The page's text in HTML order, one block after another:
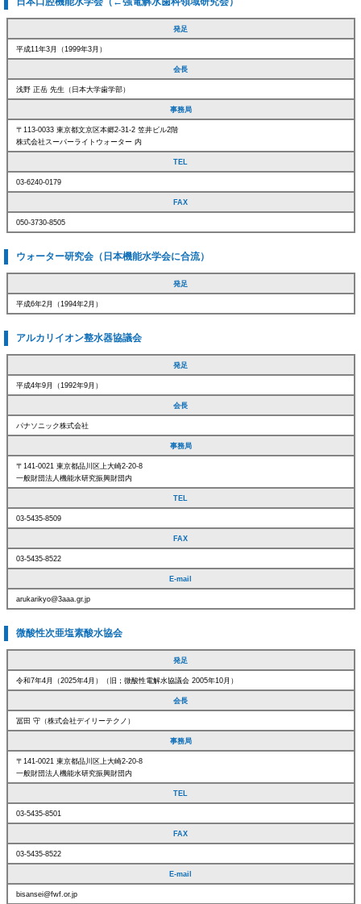
発足
平成11年3月（1999年3月）
会長
浅野 正岳 先生（日本大学歯学部）
事務局
〒113-0033 東京都文京区本郷2-31-2 笠井ビル2階
株式会社スーパーライトウォーター 内
TEL
03-6240-0179
FAX
050-3730-8505
ウォーター研究会（日本機能水学会に合流）
発足
平成6年2月（1994年2月）
アルカリイオン整水器協議会
発足
平成4年9月（1992年9月）
会長
パナソニック株式会社
事務局
〒141-0021 東京都品川区上大崎2-20-8
一般財団法人機能水研究振興財団内
TEL
03-5435-8509
FAX
03-5435-8522
E-mail
arukarikyo@3aaa.gr.jp
微酸性次亜塩素酸水協会
発足
令和7年4月（2025年4月）（旧；微酸性電解水協議会 2005年10月）
会長
冨田 守（株式会社デイリーテクノ）
事務局
〒141-0021 東京都品川区上大崎2-20-8
一般財団法人機能水研究振興財団内
TEL
03-5435-8501
FAX
03-5435-8522
E-mail
bisansei@fwf.or.jp